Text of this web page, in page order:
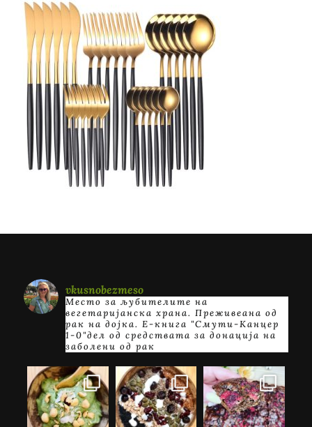
vkusnobezmeso
Место за љубителите на
вегетаријанска храна. Преживеана од
рак на дојка. E-книга "Смути-Канцер
1-0"дел од средствата за донација на
заболени од рак